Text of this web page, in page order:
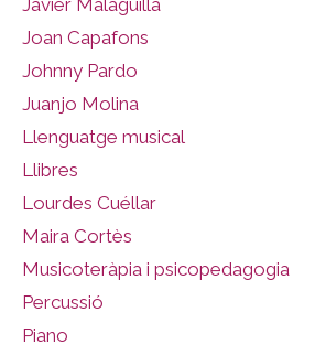
Joan Capafons
Johnny Pardo
Juanjo Molina
Llenguatge musical
Llibres
Lourdes Cuéllar
Maira Cortès
Musicoteràpia i psicopedagogia
Percussió
Piano